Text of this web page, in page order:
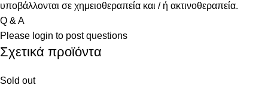
υποβάλλονται σε χημειοθεραπεία και / ή ακτινοθεραπεία.
Q & A
Please login to post questions
Σχετικά προϊόντα
Sold out